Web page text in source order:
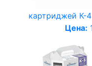
картриджей
Цена: